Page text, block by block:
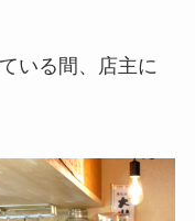
いる間、店主に